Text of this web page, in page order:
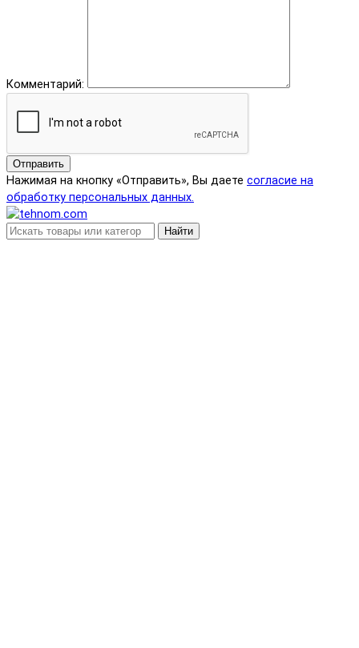
Комментарий:
Отправить
Нажимая на кнопку «Отправить», Вы даете согласие на
обработку персональных данных.
Найти